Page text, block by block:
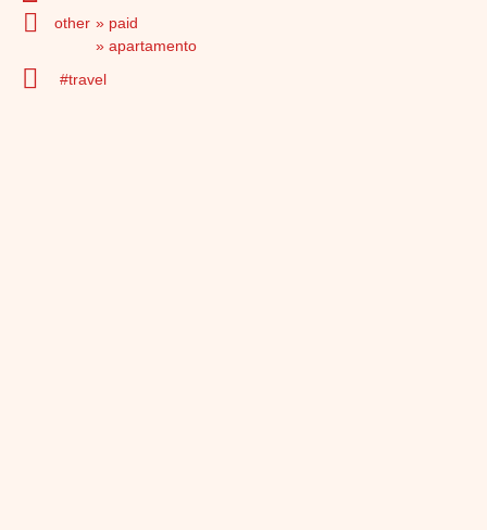
other
paid
apartamento
travel